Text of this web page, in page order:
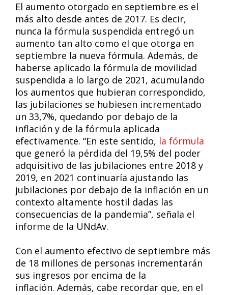
El aumento otorgado en septiembre es el
más alto desde antes de 2017. Es decir,
nunca la fórmula suspendida entregó un
aumento tan alto como el que otorga en
septiembre la nueva fórmula. Además, de
haberse aplicado la fórmula de movilidad
suspendida a lo largo de 2021, acumulando
los aumentos que hubieran correspondido,
las jubilaciones se hubiesen incrementado
un 33,7%, quedando por debajo de la
inflación y de la fórmula aplicada
efectivamente. “En este sentido, la fórmula
que generó la pérdida del 19,5% del poder
adquisitivo de las jubilaciones entre 2018 y
2019, en 2021 continuaría ajustando las
jubilaciones por debajo de la inflación en un
contexto altamente hostil dadas las
consecuencias de la pandemia”, señala el
informe de la UNdAv.
Con el aumento efectivo de septiembre más
de 18 millones de personas incrementarán
sus ingresos por encima de la
inflación. Además, cabe recordar que, en el